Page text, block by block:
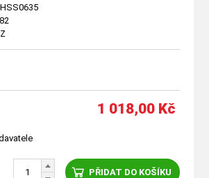
1 018,00Kč
PŘIDAT DO KOŠÍKU